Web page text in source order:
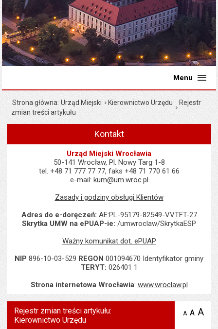
Menu
Strona główna Urząd Miejski Kierownictwo Urzędu
Rejestr
zmian treści artykułu
Kontakt
Urząd Miejski Wrocławia
50-141 Wrocław, Pl. Nowy Targ 1-8
tel. +48 71 777 77 77, faks +48 71 770 61 66
e-mail: kum@um.wroc.pl
Zasady i godziny obsługi Klientów
Adres do e-doręczeń: AE:PL-95179-82549-VVTFT-27
Skrytka UMW na ePUAP-ie: /umwroclaw/SkrytkaESP
Ważny komunikat dot. ePUAP
NIP 896-10-03-529 REGON 001094670 Identyfikator gminy
TERYT: 026401 1
Strona internetowa Wrocławia: www.wroclaw.pl
Rejestr zmian treści artykułu:
Kierownictwo Urzędu
A zmniejsz
A A